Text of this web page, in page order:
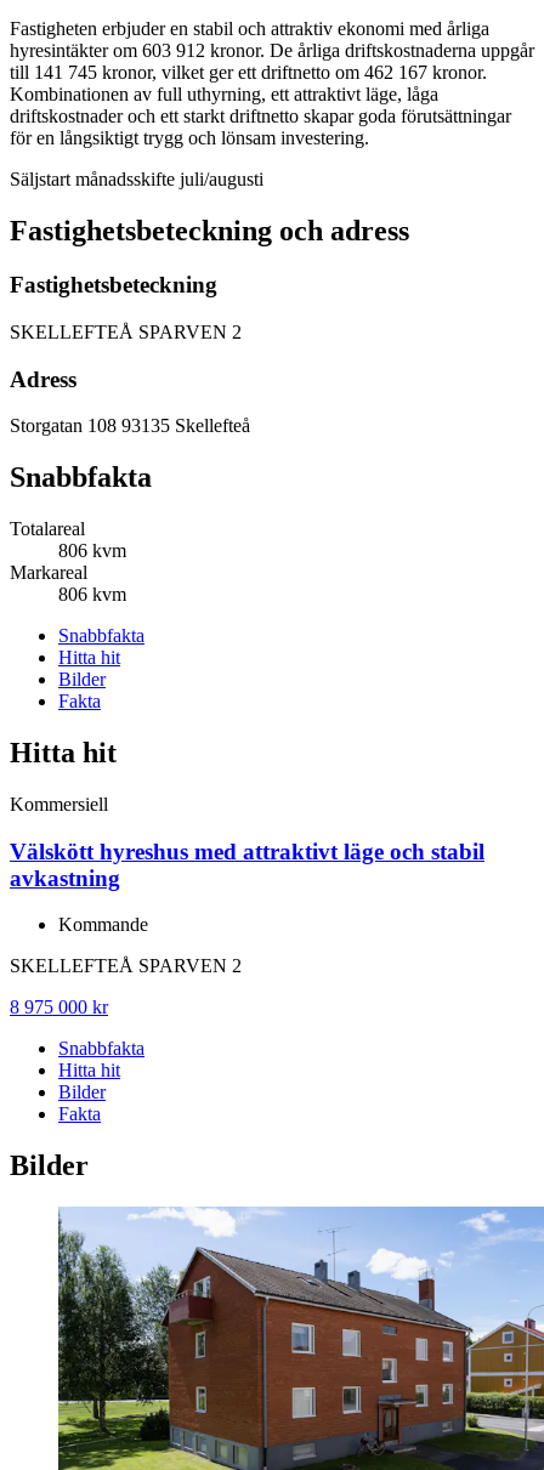
Fastigheten erbjuder en stabil och attraktiv ekonomi med årliga
hyresintäkter om 603 912 kronor. De årliga driftskostnaderna uppgår
till 141 745 kronor, vilket ger ett driftnetto om 462 167 kronor.
Kombinationen av full uthyrning, ett attraktivt läge, låga
driftskostnader och ett starkt driftnetto skapar goda förutsättningar
för en långsiktigt trygg och lönsam investering.
Säljstart månadsskifte juli/augusti
Fastighetsbeteckning och adress
Fastighetsbeteckning
SKELLEFTEÅ SPARVEN 2
Adress
Storgatan 108 93135 Skellefteå
Snabbfakta
Totalareal
806 kvm
Markareal
806 kvm
Snabbfakta
Hitta hit
Bilder
Fakta
Hitta hit
Kommersiell
Välskött hyreshus med attraktivt läge och stabil
avkastning
Kommande
SKELLEFTEÅ SPARVEN 2
8 975 000 kr
Snabbfakta
Hitta hit
Bilder
Fakta
Bilder